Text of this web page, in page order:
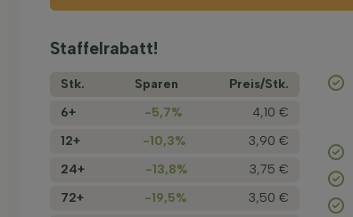
Staffelrabatt!
Stk. Sparen
Preis/­Stk.
6+
-5,7%
4,10 €
12+
-10,3%
3,90 €
24+
-13,8%
3,75 €
72+
-19,5%
3,50 €